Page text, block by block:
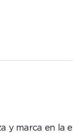
y marca en la